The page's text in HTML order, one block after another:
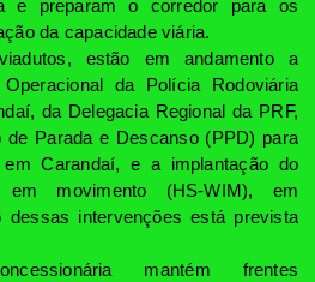
e preparam o corredor para os
da capacidade viária.
estão em andamento a
da Polícia Rodoviária
da Delegacia Regional da PRF,
Parada e Descanso (PPD) para
em Carandaí, e a implantação do
movimento (HS-WIM), em
dessas intervenções está prevista
mantém frentes